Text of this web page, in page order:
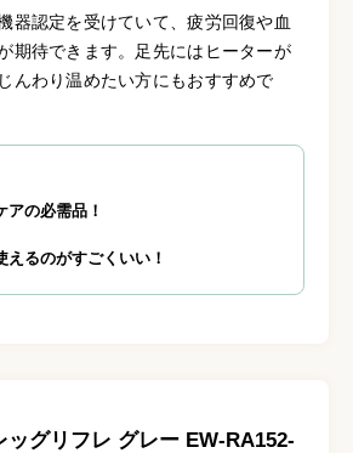
器認定を受けていて、疲労回復や血
期待できます。足先にはヒーターが
んわり温めたい方にもおすすめで
アの必需品！
えるのがすごくいい！
ッグリフレ グレー EW-RA152-